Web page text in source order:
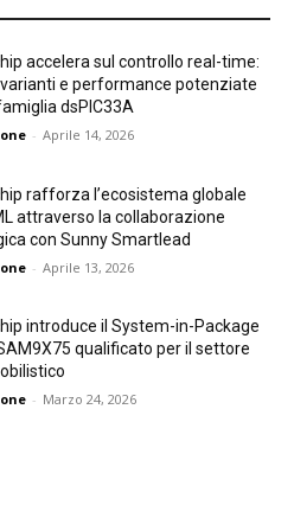
accelera sul controllo real-time:
e performance potenziate
dsPIC33A
- Aprile 14, 2026
rafforza l’ecosistema globale
attraverso la collaborazione
con Sunny Smartlead
- Aprile 13, 2026
introduce il System-in-Package
qualificato per il settore
- Marzo 24, 2026